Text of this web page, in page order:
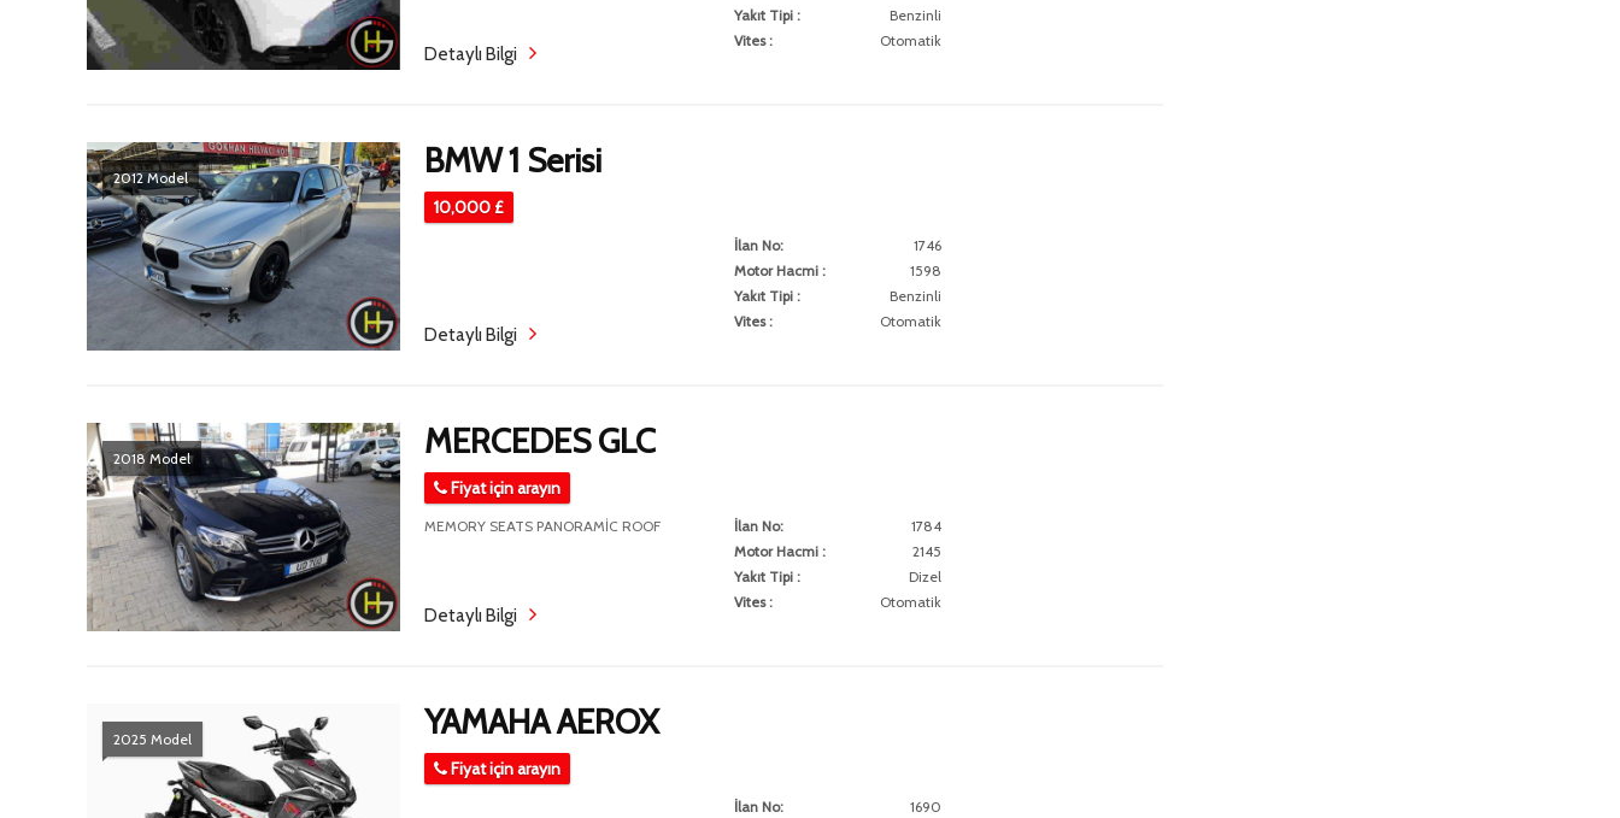
Yakıt Tipi :
Benzinli
Vites :
Otomatik
Detaylı Bilgi
2012 Model BMW 1 Serisi
10,000 £
İlan No:
1746
Motor Hacmi :
1598
Yakıt Tipi :
Benzinli
Vites :
Otomatik
Detaylı Bilgi
2018 Model MERCEDES GLC
Fiyat için arayın
MEMORY SEATS PANORAMİC ROOF İlan No:
1784
Motor Hacmi :
2145
Yakıt Tipi :
Dizel
Vites :
Otomatik
Detaylı Bilgi
2025 Model YAMAHA AEROX
Fiyat için arayın
İlan No:
1690